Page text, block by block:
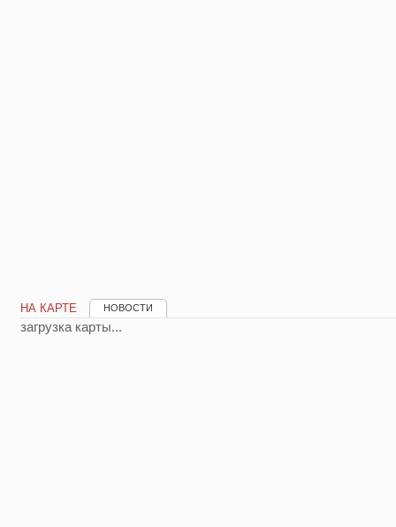
НА КАРТЕ НОВОСТИ
загрузка карты...